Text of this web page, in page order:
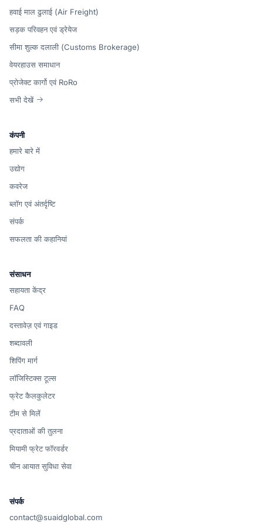
हवाई माल ढुलाई (Air Freight)
सड़क परिवहन एवं ड्रेयेज
सीमा शुल्क दलाली (Customs Brokerage)
वेयरहाउस समाधान
प्रोजेक्ट कार्गो एवं RoRo
सभी देखें
कंपनी
हमारे बारे में
उद्योग
कवरेज
ब्लॉग एवं अंतर्दृष्टि
संपर्क
सफलता की कहानियां
संसाधन
सहायता केंद्र
FAQ
दस्तावेज़ एवं गाइड
शब्दावली
शिपिंग मार्ग
लॉजिस्टिक्स टूल्स
फ्रेट कैलकुलेटर
टीम से मिलें
प्रदाताओं की तुलना
मियामी फ्रेट फॉरवर्डर
चीन आयात सुविधा सेवा
संपर्क
contact@suaidglobal.com